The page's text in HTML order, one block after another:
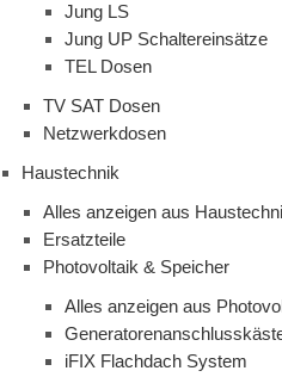
Jung LS
Jung UP Schaltereinsätze
TEL Dosen
TV SAT Dosen
Netzwerkdosen
Haustechnik
Alles anzeigen aus
Ersatzteile
Photovoltaik & Speicher
Alles anzeigen aus
iFIX Flachdach System